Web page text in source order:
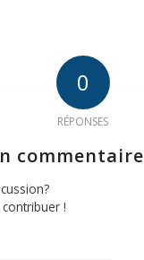
0
RÉPONSES
commentaire
contribuer !